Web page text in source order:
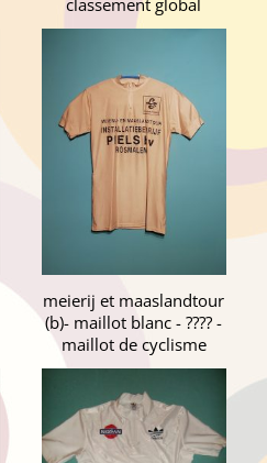
meierij et maaslandtour
(b)- maillot blanc - ???? -
maillot de cyclisme